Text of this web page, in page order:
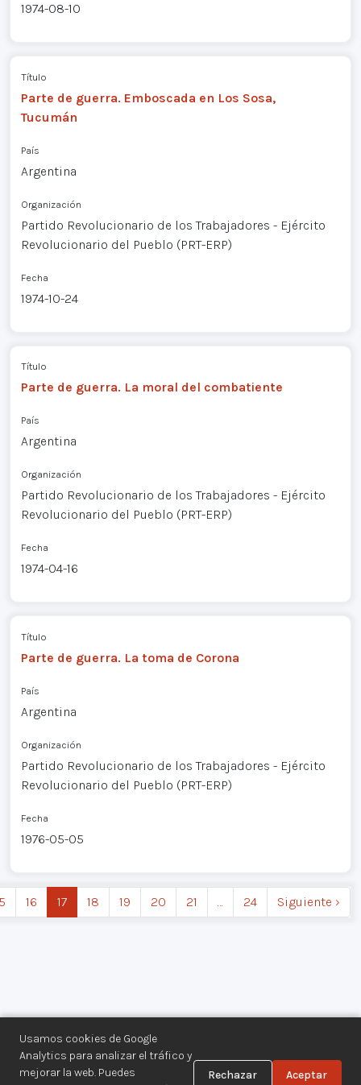
Usamos cookies de Google
Analytics para analizar el tráfico y
mejorar la web. Puedes
Rechazar Aceptar
1974-08-10
Título
Parte de guerra. Emboscada en Los Sosa,
Tucumán
País
Argentina
Organización
Partido Revolucionario de los Trabajadores - Ejército
Revolucionario del Pueblo (PRT-ERP)
Fecha
1974-10-24
Título
Parte de guerra. La moral del combatiente
País
Argentina
Organización
Partido Revolucionario de los Trabajadores - Ejército
Revolucionario del Pueblo (PRT-ERP)
Fecha
1974-04-16
Título
Parte de guerra. La toma de Corona
País
Argentina
Organización
Partido Revolucionario de los Trabajadores - Ejército
Revolucionario del Pueblo (PRT-ERP)
Fecha
1976-05-05
16 17 18 19 20 21 … 24 Siguiente ›
Centro de Documentación de los